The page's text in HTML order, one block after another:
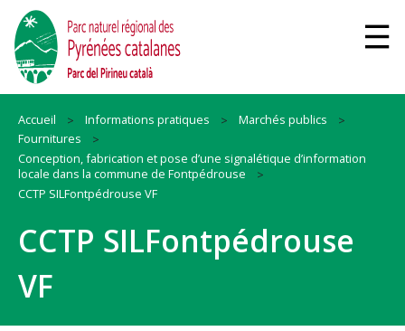
Accueil Informations pratiques
Marchés publics
Fournitures
Conception, fabrication et pose d’une signalétique d’information
locale dans la commune de Fontpédrouse
CCTP SILFontpédrouse VF
CCTP SILFontpédrouse
VF